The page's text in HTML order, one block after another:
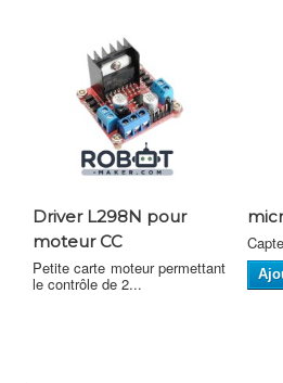
Driver L298N pour
moteur CC
Petite carte moteur permettant
le contrôle de 2...